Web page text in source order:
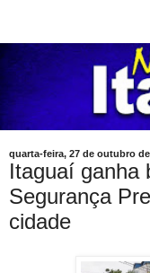
quarta-feira, 27 de outubro de
Itaguaí ganha
Segurança
cidade